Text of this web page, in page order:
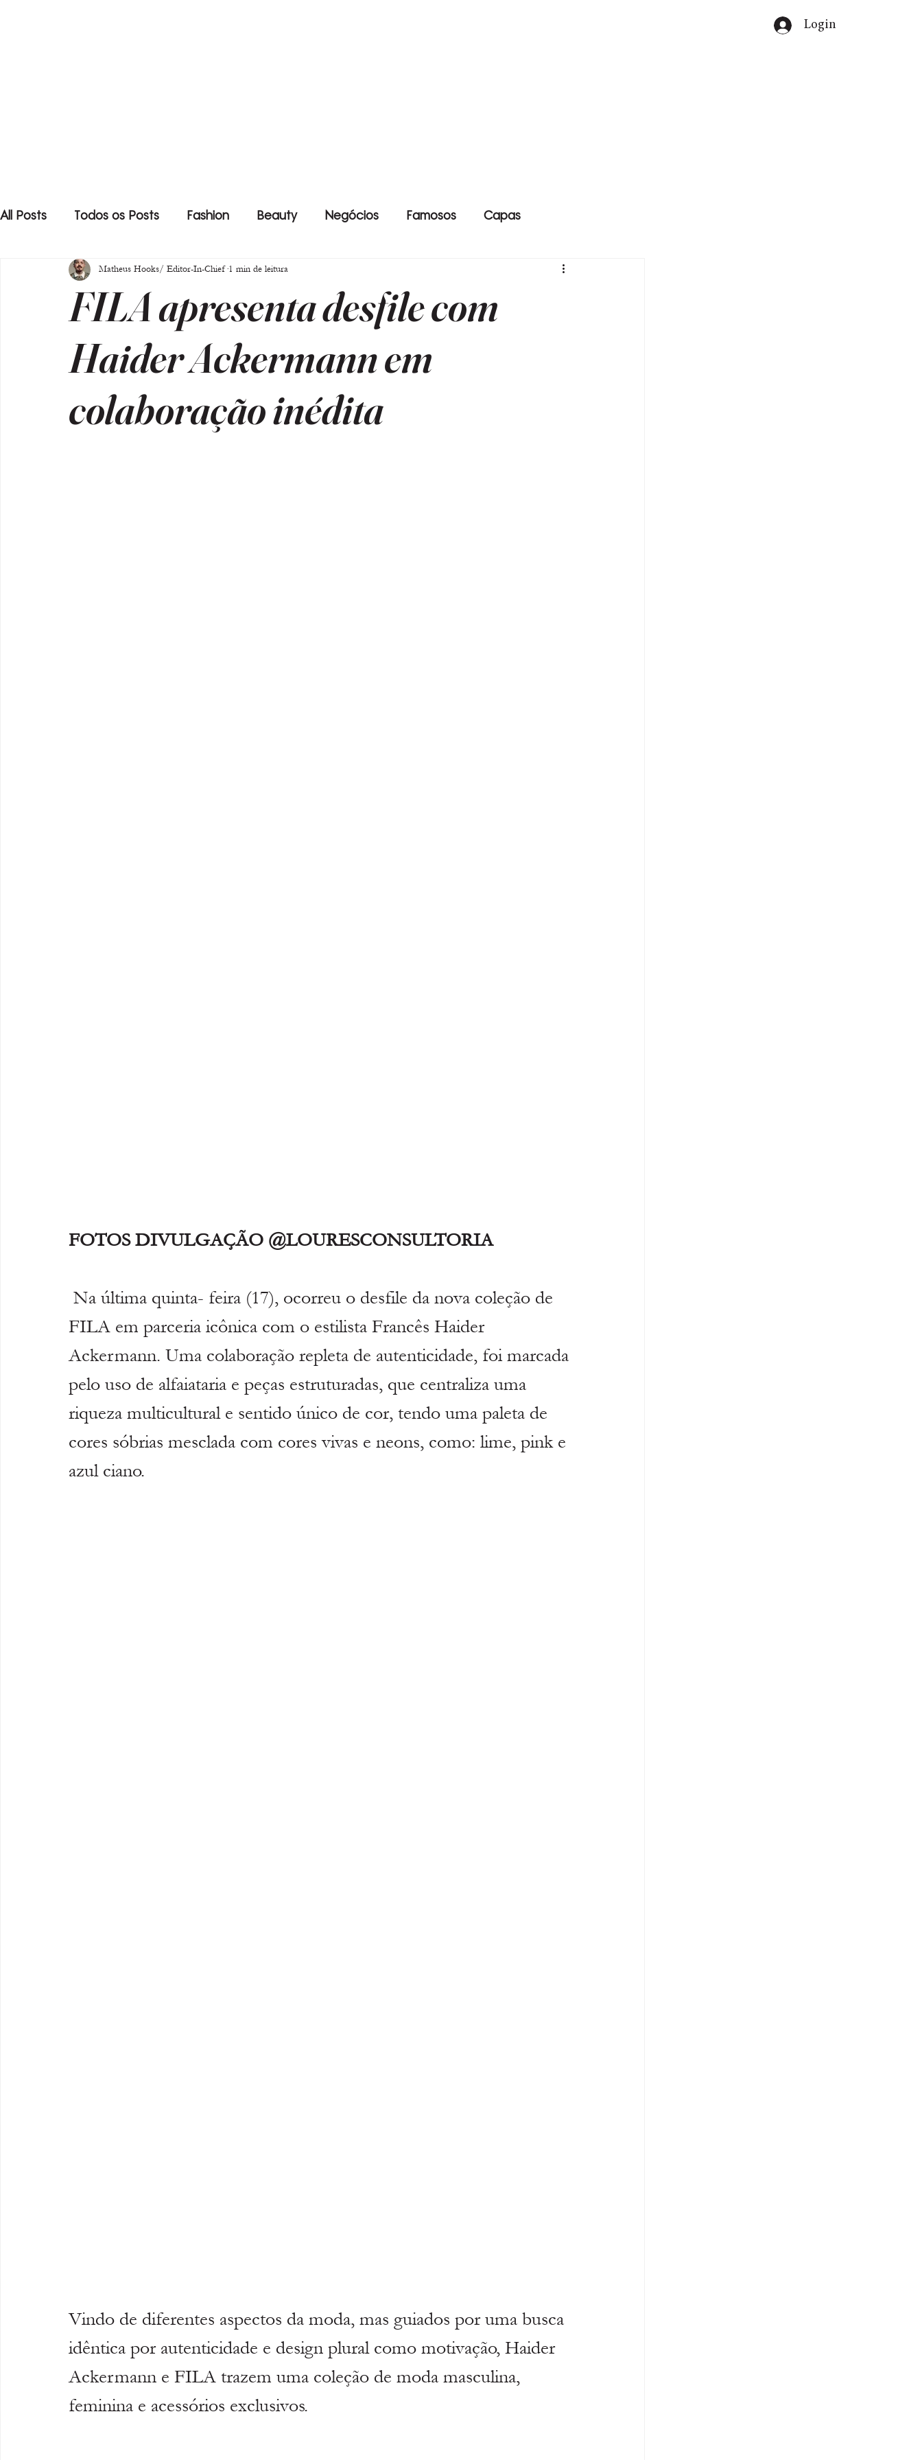
Login
All Posts Todos os Posts Fashion Beauty Negócios Famosos Capas
FILA apresenta desfile com
Haider Ackermann em
colaboração inédita
Matheus Hooks/ Editor-In-Chief 1 min de leitura
FOTOS DIVULGAÇÃO @LOURESCONSULTORIA
Na última quinta- feira (17), ocorreu o desfile da nova coleção de
FILA em parceria icônica com o estilista Francês Haider
Ackermann. Uma colaboração repleta de autenticidade, foi marcada
pelo uso de alfaiataria e peças estruturadas, que centraliza uma
riqueza multicultural e sentido único de cor, tendo uma paleta de
cores sóbrias mesclada com cores vivas e neons, como: lime, pink e
azul ciano.
Vindo de diferentes aspectos da moda, mas guiados por uma busca
idêntica por autenticidade e design plural como motivação, Haider
Ackermann e FILA trazem uma coleção de moda masculina,
feminina e acessórios exclusivos.